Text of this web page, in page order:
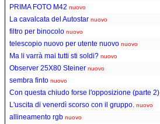
PRIMA FOTO M42 nuovo
La cavalcata del Autostar nuovo
filtro per binocolo nuovo
telescopio nuovo per utente nuovo nuovo
Ma li varrà mai tutti sti soldi? nuovo
Observer 25X80 Steiner nuovo
sembra finto nuovo
Con questa chiudo forse l'opposizione (parte 2)
L'uscita di venerdì scorso con il gruppo. nuovo
allineamento rgb nuovo